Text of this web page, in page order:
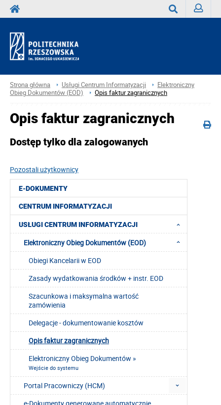
Strona główna Usługi Centrum Informatyzacji
Elektroniczny
Obieg Dokumentów (EOD)
Opis faktur zagranicznych
E-DOKUMENTY
CENTRUM INFORMATYZACJI
USŁUGI CENTRUM INFORMATYZACJI
Elektroniczny Obieg Dokumentów (EOD)
Obiegi Kancelarii w EOD
Zasady wydatkowania środków + instr. EOD
Szacunkowa i maksymalna wartość
zamówienia
Delegacje - dokumentowanie kosztów
Opis faktur zagranicznych
Elektroniczny Obieg Dokumentów »
Wejście do systemu
Portal Pracowniczy (HCM)
Opis faktur zagranicznych
Dostęp tylko dla zalogowanych
Pozostali użytkownicy